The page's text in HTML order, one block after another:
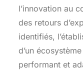
l’innovation au
des retours
identifiés,
d’un
performant et